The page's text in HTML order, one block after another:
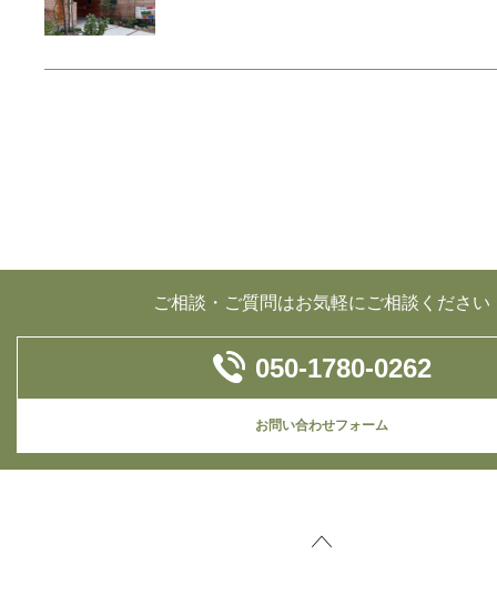
ご相談・ご質問はお気軽にご相談ください
050-1780-0262
お問い合わせフォーム